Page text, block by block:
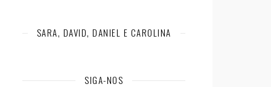
SARA, DAVID, DANIEL E CAROLINA
SIGA-NOS